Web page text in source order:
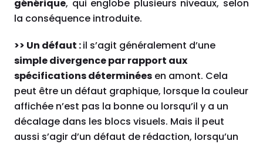
générique, qui englobe plusieurs niveaux, selon
la conséquence introduite.
>> Un défaut :il s’agit généralement d’une
simple divergence par rapport aux
spécifications déterminées en amont. Cela
peut être un défaut graphique, lorsque la couleur
affichée n’est pas la bonne ou lorsqu’il y a un
décalage dans les blocs visuels. Mais il peut
aussi s’agir d’un défaut de rédaction, lorsqu’un